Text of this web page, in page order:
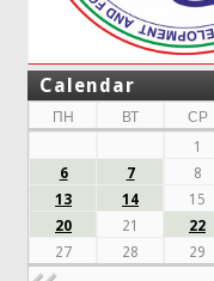
Calendar
ПН ВТ СР
1
6
7 8
13
14 15
20
21 22
27
28 29